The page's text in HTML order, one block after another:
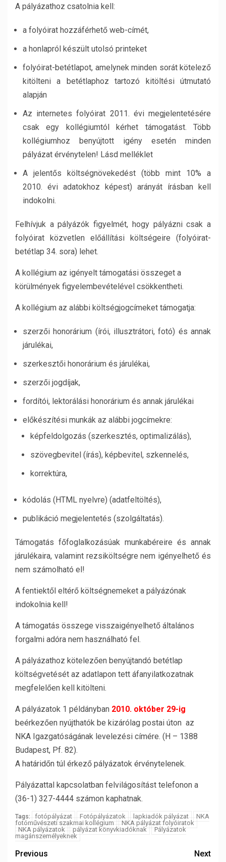
A pályázathoz csatolnia kell:
a folyóirat hozzáférhető web-címét,
a honlapról készült utolsó printeket
folyóirat-betétlapot, amelynek minden sorát kötelező
kitölteni a betétlaphoz tartozó kitöltési útmutató
alapján
Az internetes folyóirat 2011. évi megjelentetésére
csak egy kollégiumtól kérhet támogatást. Több
kollégiumhoz benyújtott igény esetén minden
pályázat érvénytelen! Lásd melléklet
A jelentős költségnövekedést (több mint 10% a
2010. évi adatokhoz képest) arányát írásban kell
indokolni.
Felhívjuk a pályázók figyelmét, hogy pályázni csak a
folyóirat közvetlen előállítási költségeire (folyóirat-
betétlap 34. sora) lehet.
A kollégium az igényelt támogatási összeget a
körülmények figyelembevételével csökkentheti.
A kollégium az alábbi költségjogcímeket támogatja:
szerzői honorárium (írói, illusztrátori, fotó) és annak
járulékai,
szerkesztői honorárium és járulékai,
szerzői jogdíjak,
fordítói, lektorálási honorárium és annak járulékai
előkészítési munkák az alábbi jogcímekre:
képfeldolgozás (szerkesztés, optimalizálás),
szövegbevitel (írás), képbevitel, szkennelés,
korrektúra,
kódolás (HTML nyelvre) (adatfeltöltés),
publikáció megjelentetés (szolgáltatás).
Támogatás főfoglalkozásúak munkabéreire és annak
járulékaira, valamint rezsiköltségre nem igényelhető és
nem számolható el!
A fentiektől eltérő költségnemeket a pályázónak
indokolnia kell!
A támogatás összege visszaigényelhető általános
forgalmi adóra nem használható fel.
A pályázathoz kötelezően benyújtandó betétlap
költségvetését az adatlapon tett áfanyilatkozatnak
megfelelően kell kitölteni.
A pályázatok 1 példányban 2010. október 29-ig
beérkezően nyújthatók be kizárólag postai úton az
NKA Igazgatóságának levelezési címére. (H – 1388
Budapest, Pf. 82).
A határidőn túl érkező pályázatok érvénytelenek.
Pályázattal kapcsolatban felvilágosítást telefonon a
(36-1) 327-4444 számon kaphatnak.
Tags: fotópályázat Fotópályázatok lapkiadók pályázat
NKA
fotóművészeti szakmai kollégium
NKA pályázat folyóiratok
NKA pályázatok
pályázat könyvkiadóknak
Pályázatok
magánszemélyeknek
Previous
Next